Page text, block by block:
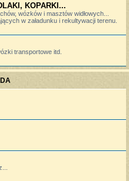
KOPARKI...
wózków i masztów widłowych...
w załadunku i rekultywacji terenu.
transportowe itd.